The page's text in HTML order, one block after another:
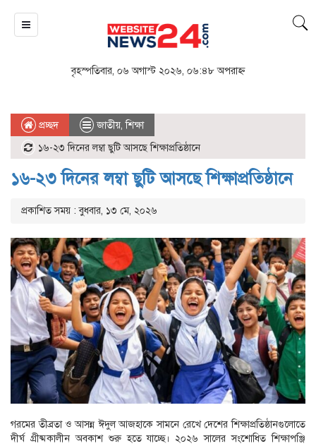
বৃহস্পতিবার, ০৬ অগাস্ট ২০২৬, ০৬:৪৮ অপরাহ্ন
প্রচ্ছদ জাতীয়,শিক্ষা
১৬-২৩ দিনের লম্বা ছুটি আসছে শিক্ষাপ্রতিষ্ঠানে
১৬-২৩ দিনের লম্বা ছুটি আসছে শিক্ষাপ্রতিষ্ঠানে
প্রকাশিত সময় : বুধবার, ১৩ মে, ২০২৬
গরমের তীব্রতা ও আসন্ন ঈদুল আজহাকে সামনে রেখে দেশের শিক্ষাপ্রতিষ্ঠানগুলোতে
দীর্ঘ গ্রীষ্মকালীন অবকাশ শুরু হতে যাচ্ছে। ২০২৬ সালের সংশোধিত শিক্ষাপঞ্জি